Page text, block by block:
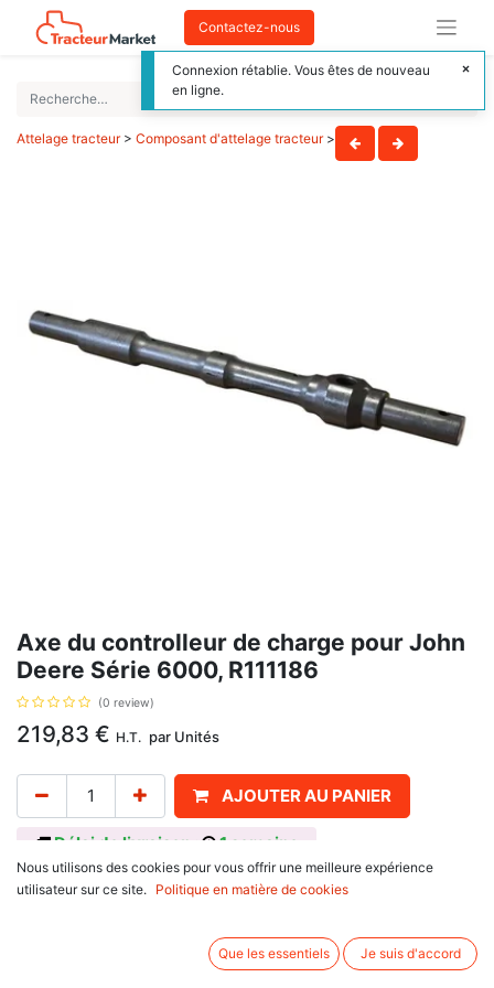
Contactez-nous
Attelage tracteur> Composant d'attelage tracteur>
Axe du controlleur de charge pour John
Deere Série 6000, R111186
(0 review)
219,83 € H.T. par Unités
AJOUTER AU PANIER
Délai de livraison : 1 semaine
Référence R111186, pour John Deere
6010 Series : 6810, 6910 S, 6910
Nous utilisons des cookies pour vous offrir une meilleure expérience
utilisateur sur ce site.
Politique en matière de cookies
Que les essentiels Je suis d'accord
Connexion rétablie. Vous êtes de nouveau
en ligne.